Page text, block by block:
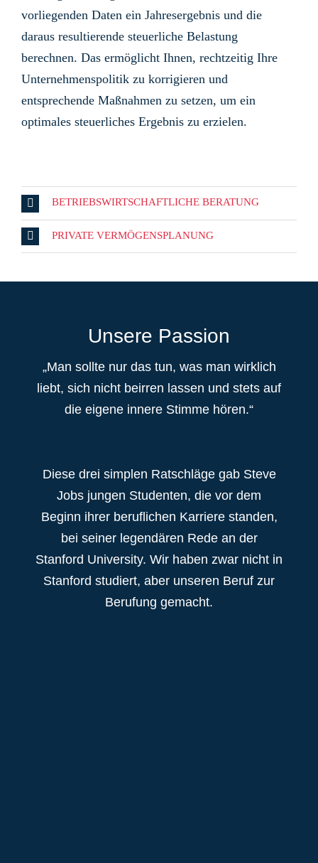
vorliegenden Daten ein Jahresergebnis und die
daraus resultierende steuerliche Belastung
berechnen. Das ermöglicht Ihnen, rechtzeitig Ihre
Unternehmenspolitik zu korrigieren und
entsprechende Maßnahmen zu setzen, um ein
optimales steuerliches Ergebnis zu erzielen.
BETRIEBSWIRTSCHAFTLICHE BERATUNG
PRIVATE VERMÖGENSPLANUNG
Unsere Passion
„Man sollte nur das tun, was man wirklich
liebt, sich nicht beirren lassen und stets auf
die eigene innere Stimme hören.“
Diese drei simplen Ratschläge gab Steve
Jobs jungen Studenten, die vor dem
Beginn ihrer beruflichen Karriere standen,
bei seiner legendären Rede an der
Stanford University. Wir haben zwar nicht in
Stanford studiert, aber unseren Beruf zur
Berufung gemacht.